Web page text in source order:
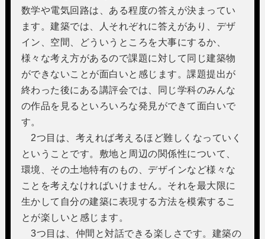
数学や電気回路は、ある程度の答えが決まってい
ます。建築では、人それぞれに答えがあり、デザ
イン、空間、どういうところを大事にするか、
様々な考え方があるので課題に対して同じ建築物
ができないことが面白いと感じます。課題提出が
終わった後にある講評会では、同じ学科のみんな
の作品を見るといろいろな発見ができて面白いで
す。
2つ目は、考えれば考えるほど難しくなっていく
ということです。敷地と周辺の関係性について、
環境、その土地特有のもの、デザインなど様々な
ことを考えなければいけません。それを最大限に
生かして自分の建築に表現する方法を模索するこ
とが楽しいと感じます。
3つ目は、仲間と対話できる楽しさです。建築の